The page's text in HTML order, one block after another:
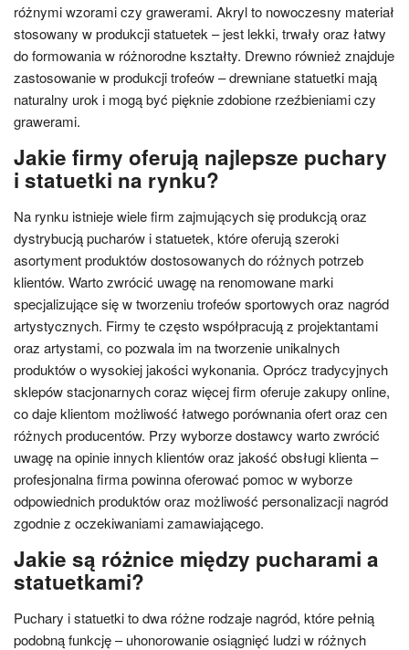
różnymi wzorami czy grawerami. Akryl to nowoczesny materiał
stosowany w produkcji statuetek – jest lekki, trwały oraz łatwy
do formowania w różnorodne kształty. Drewno również znajduje
zastosowanie w produkcji trofeów – drewniane statuetki mają
naturalny urok i mogą być pięknie zdobione rzeźbieniami czy
grawerami.
Jakie firmy oferują najlepsze puchary
i statuetki na rynku?
Na rynku istnieje wiele firm zajmujących się produkcją oraz
dystrybucją pucharów i statuetek, które oferują szeroki
asortyment produktów dostosowanych do różnych potrzeb
klientów. Warto zwrócić uwagę na renomowane marki
specjalizujące się w tworzeniu trofeów sportowych oraz nagród
artystycznych. Firmy te często współpracują z projektantami
oraz artystami, co pozwala im na tworzenie unikalnych
produktów o wysokiej jakości wykonania. Oprócz tradycyjnych
sklepów stacjonarnych coraz więcej firm oferuje zakupy online,
co daje klientom możliwość łatwego porównania ofert oraz cen
różnych producentów. Przy wyborze dostawcy warto zwrócić
uwagę na opinie innych klientów oraz jakość obsługi klienta –
profesjonalna firma powinna oferować pomoc w wyborze
odpowiednich produktów oraz możliwość personalizacji nagród
zgodnie z oczekiwaniami zamawiającego.
Jakie są różnice między pucharami a
statuetkami?
Puchary i statuetki to dwa różne rodzaje nagród, które pełnią
podobną funkcję – uhonorowanie osiągnięć ludzi w różnych